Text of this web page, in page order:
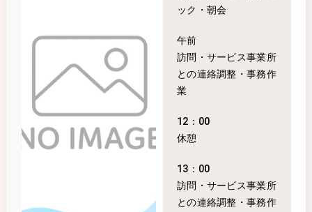
ック・朝会
午前
訪問・サービス事業所
との連絡調整・事務作
業
12：00
休憩
13：00
訪問・サービス事業所
との連絡調整・事務作